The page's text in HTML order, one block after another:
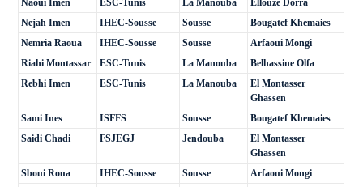
Naoui Imen
ESC-Tunis La Manouba
Ellouze Dorra
Nejah Imen
IHEC-Sousse Sousse
Bougatef Khemaies
Nemria Raoua
IHEC-Sousse Sousse
Arfaoui Mongi
Riahi Montassar
ESC-Tunis La Manouba
Belhassine Olfa
Rebhi Imen
ESC-Tunis La Manouba
El Montasser
Ghassen
Sami Ines
ISFFS Sousse
Bougatef Khemaies
Saidi Chadi
FSJEGJ Jendouba
El Montasser
Ghassen
Sboui Roua
IHEC-Sousse Sousse
Arfaoui Mongi